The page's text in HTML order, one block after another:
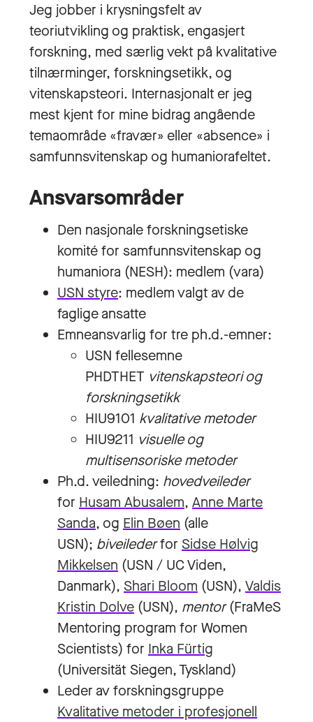
Jeg jobber i krysningsfelt av
teoriutvikling og praktisk, engasjert
forskning, med særlig vekt på kvalitative
tilnærminger, forskningsetikk, og
vitenskapsteori. Internasjonalt er jeg
mest kjent for mine bidrag angående
temaområde «fravær» eller «absence» i
samfunnsvitenskap og humaniorafeltet.
Ansvarsområder
Den nasjonale forskningsetiske
komité for samfunnsvitenskap og
humaniora (NESH): medlem (vara)
USN styre: medlem valgt av de
faglige ansatte
Emneansvarlig for tre ph.d.-emner:
USN fellesemne
PHDTHET vitenskapsteori og
forskningsetikk
HIU9101 kvalitative metoder
HIU9211 visuelle og
multisensoriske metoder
Ph.d. veiledning: hovedveileder
for Husam Abusalem, Anne Marte
Sanda, og Elin Bøen (alle
USN); biveilederfor Sidse Hølvig
Mikkelsen (USN / UC Viden,
Danmark), Shari Bloom (USN), Valdis
Kristin Dolve (USN), mentor(FraMeS
Mentoring program for Women
Scientists) for Inka Fürtig
(Universität Siegen, Tyskland)
Leder av forskningsgruppe
Kvalitative metoder i profesjonell